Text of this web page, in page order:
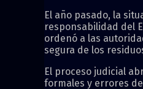
El año pasado, la
responsabilidad del
ordenó a las
segura de los
El proceso judicial
formales y errores